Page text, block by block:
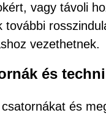
vagy távoli
további
vezethetnek.
és
és